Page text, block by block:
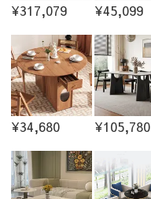
¥317,079 ¥45,099
¥34,680 ¥105,780